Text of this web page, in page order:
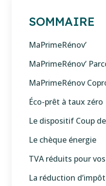
SOMMAIRE
MaPrimeRénov’
MaPrimeRénov’
MaPrimeRénov
Éco-prêt à taux zéro
Le dispositif Coup
Le chèque énergie
TVA réduits pour
La réduction